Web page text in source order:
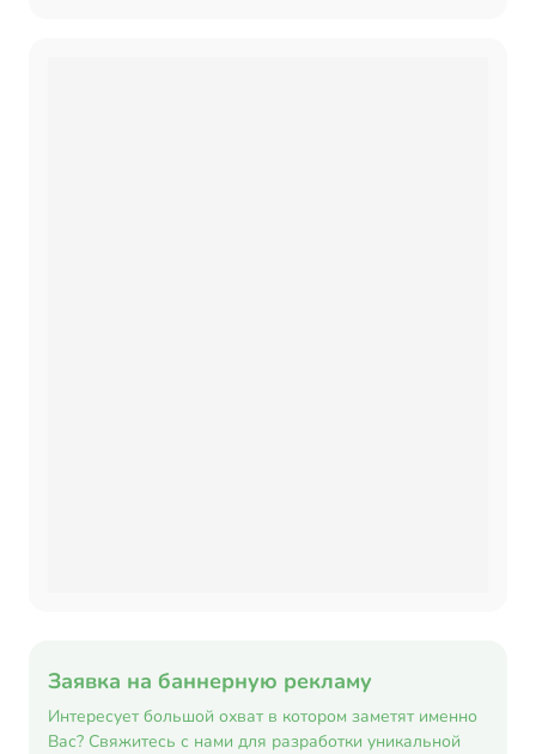
Заявка на баннерную рекламу
Интересует большой охват в котором заметят именно
Вас? Свяжитесь с нами для разработки уникальной